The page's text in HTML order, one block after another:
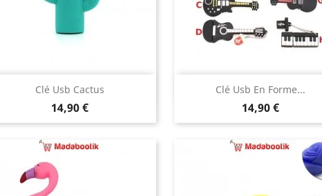
Clé Usb Cactus
Prix
14,90 €
Aperçu rapide Clé Usb En Forme...
Prix
14,90 €
 Aperçu rapide